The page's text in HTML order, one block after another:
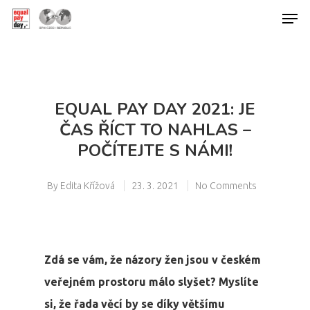
EQUAL PAY DAY 2021: JE
ČAS ŘÍCT TO NAHLAS –
POČÍTEJTE S NÁMI!
By Edita Křížová 23. 3. 2021 No Comments
Zdá se vám, že názory žen jsou v českém
veřejném prostoru málo slyšet? Myslíte
si, že řada věcí by se díky většímu